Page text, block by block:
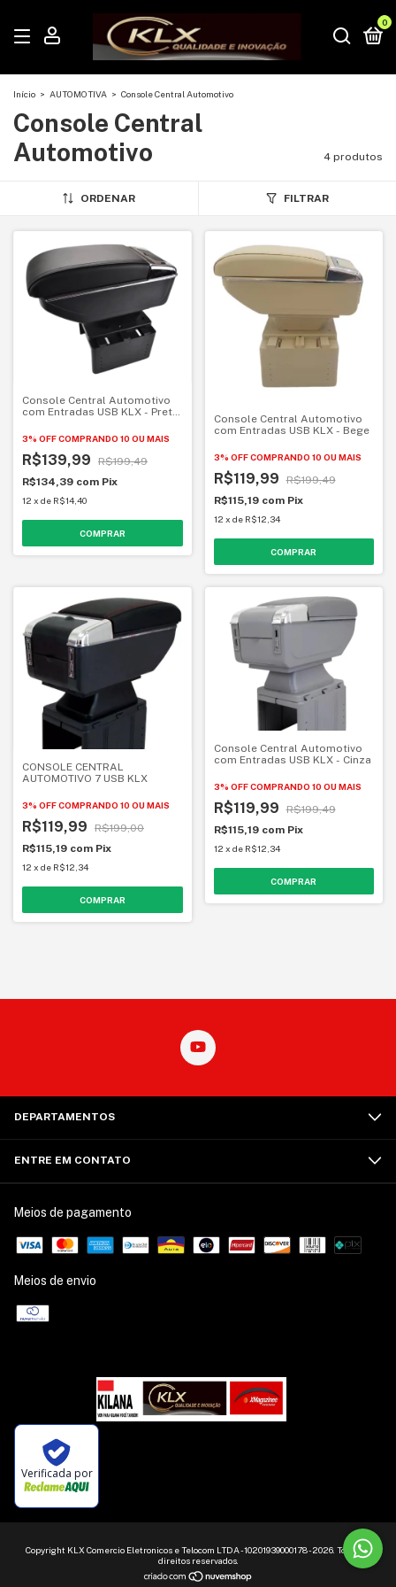
0
Início > AUTOMOTIVA > Console Central Automotivo
Console Central
Automotivo
4 produtos
ORDENAR FILTRAR
Console Central Automotivo
com Entradas USB KLX - Preto
3% OFFCOMPRANDO 10 OU MAIS
R$139,99
R$199,49
R$134,39 com Pix
12 x de R$14,40
Console Central Automotivo
com Entradas USB KLX - Bege
3% OFF COMPRANDO 10 OU MAIS
R$119,99
R$199,49
R$115,19 com Pix
12 x de R$12,34
CONSOLE CENTRAL
AUTOMOTIVO 7 USB KLX
3% OFFCOMPRANDO 10 OU MAIS
R$119,99
R$199,00
R$115,19 com Pix
12 x de R$12,34
Console Central Automotivo
com Entradas USB KLX - Cinza
3% OFF COMPRANDO 10 OU MAIS
R$119,99
R$199,49
R$115,19 com Pix
12 x de R$12,34
DEPARTAMENTOS
ENTRE EM CONTATO
Meios de pagamento
Meios de envio
Verificada por
Copyright KLX Comercio Eletronicos e Telocom LTDA - 10201939000178 - 2026. Todos os
direitos reservados.